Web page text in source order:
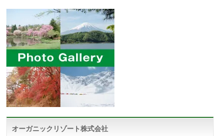
オーガニックリゾート株式会社